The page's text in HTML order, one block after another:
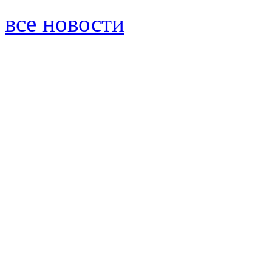
все новости